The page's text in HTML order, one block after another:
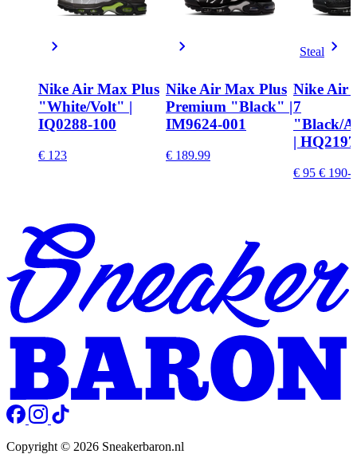
Nike Air Max Plus
"White/Volt" |
IQ0288-100
€ 123
Nike Air Max Plus
Premium "Black" |
IM9624-001
€ 189.99
Steal
Nike Air
7
"Black/
|
€ 95 € 190-
Copyright © 2026 Sneakerbaron.nl